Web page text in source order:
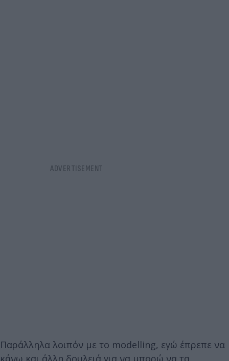
Παράλληλα λοιπόν με το modelling, εγώ έπρεπε να
κάνω και άλλη δουλειά για να μπορώ να τα